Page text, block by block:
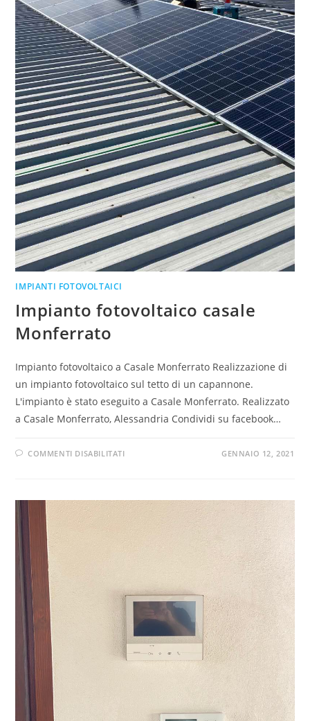
IMPIANTI FOTOVOLTAICI
Impianto fotovoltaico casale
Monferrato
Impianto fotovoltaico a Casale Monferrato Realizzazione di
un impianto fotovoltaico sul tetto di un capannone.
L'impianto è stato eseguito a Casale Monferrato. Realizzato
a Casale Monferrato, Alessandria Condividi su facebook…
COMMENTI DISABILITATI GENNAIO 12, 2021